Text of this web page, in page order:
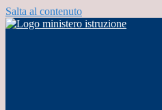
Salta al contenuto